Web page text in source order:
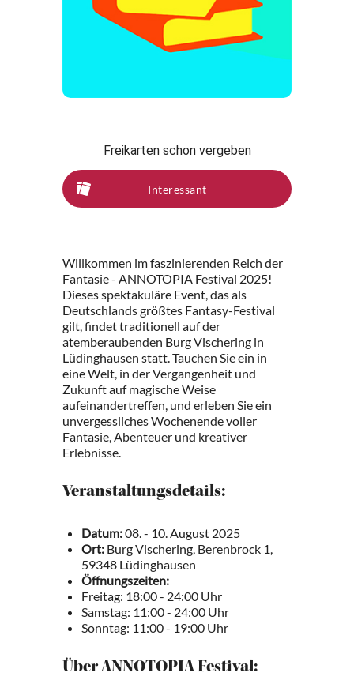
Freikarten schon vergeben
Interessant
Willkommen im faszinierenden Reich der
Fantasie - ANNOTOPIA Festival 2025!
Dieses spektakuläre Event, das als
Deutschlands größtes Fantasy-Festival
gilt, findet traditionell auf der
atemberaubenden Burg Vischering in
Lüdinghausen statt. Tauchen Sie ein in
eine Welt, in der Vergangenheit und
Zukunft auf magische Weise
aufeinandertreffen, und erleben Sie ein
unvergessliches Wochenende voller
Fantasie, Abenteuer und kreativer
Erlebnisse.
Veranstaltungsdetails:
Datum:08. - 10. August 2025
Ort: Burg Vischering, Berenbrock 1,
59348 Lüdinghausen
Öffnungszeiten:
Freitag: 18:00 - 24:00 Uhr
Samstag: 11:00 - 24:00 Uhr
Sonntag: 11:00 - 19:00 Uhr
Über ANNOTOPIA Festival: